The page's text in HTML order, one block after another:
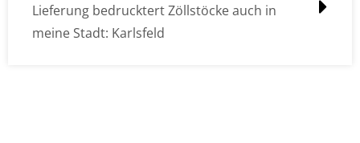
Lieferung bedrucktert Zöllstöcke auch in
meine Stadt: Karlsfeld